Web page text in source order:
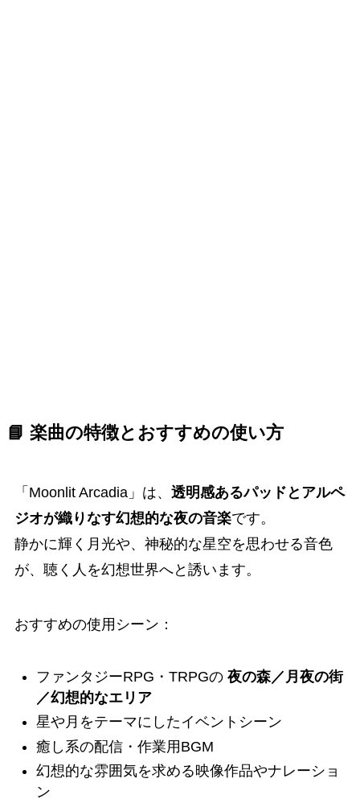
📘 楽曲の特徴とおすすめの使い方
「Moonlit Arcadia」は、 透明感あるパッドとアルペ
ジオが織りなす幻想的な夜の音楽です。
静かに輝く月光や、神秘的な星空を思わせる音色
が、聴く人を幻想世界へと誘います。
おすすめの使用シーン：
ファンタジーRPG・TRPGの 夜の森／月夜の街
／幻想的なエリア
星や月をテーマにしたイベントシーン
癒し系の配信・作業用BGM
幻想的な雰囲気を求める映像作品やナレーショ
ン